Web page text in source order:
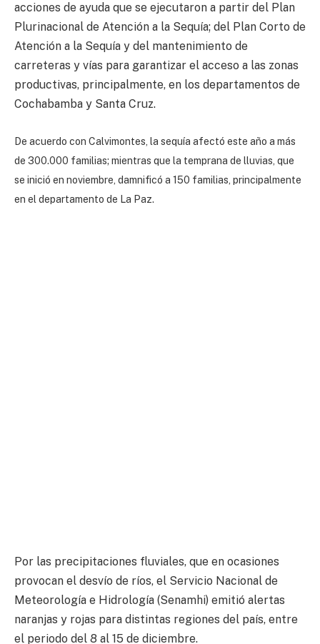
acciones de ayuda que se ejecutaron a partir del Plan
Plurinacional de Atención a la Sequía; del Plan Corto de
Atención a la Sequía y del mantenimiento de
carreteras y vías para garantizar el acceso a las zonas
productivas, principalmente, en los departamentos de
Cochabamba y Santa Cruz.
De acuerdo con Calvimontes, la sequía afectó este año a más
de 300.000 familias; mientras que la temprana de lluvias, que
se inició en noviembre, damnificó a 150 familias, principalmente
en el departamento de La Paz.
Por las precipitaciones fluviales, que en ocasiones
provocan el desvío de ríos, el Servicio Nacional de
Meteorología e Hidrología (Senamhi) emitió alertas
naranjas y rojas para distintas regiones del país, entre
el periodo del 8 al 15 de diciembre.